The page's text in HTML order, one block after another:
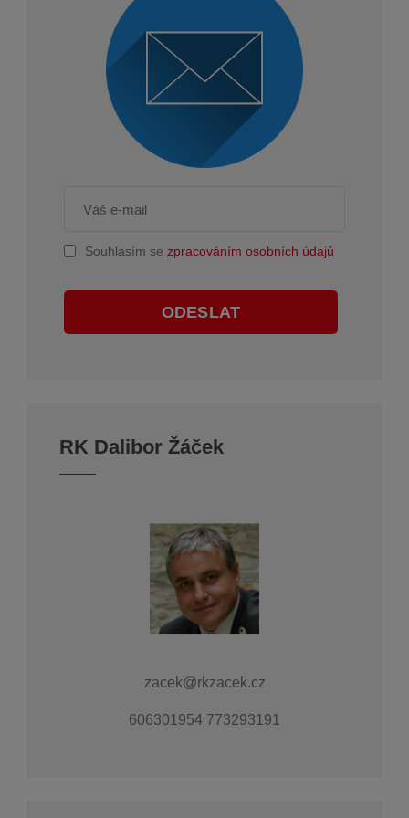
Souhlasím se zpracováním osobních údajů
ODESLAT
RK Dalibor Žáček
zacek@rkzacek.cz
606301954 773293191